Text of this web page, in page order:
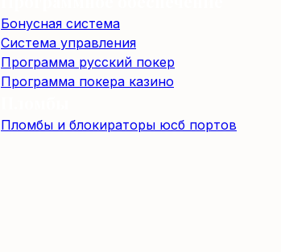
Бонусная система
Система управления
Программа русский покер
Программа покера казино
Пломбы и блокираторы юсб портов